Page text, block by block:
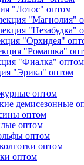
"Лотос" оптом
"Магнолия"
"Незабудка"
"Орхидея"
"Ромашка"
"Фиалка" оптом
"Эрика" оптом
оптом
демисезонные
оптом
оптом
оптом
оптом
оптом